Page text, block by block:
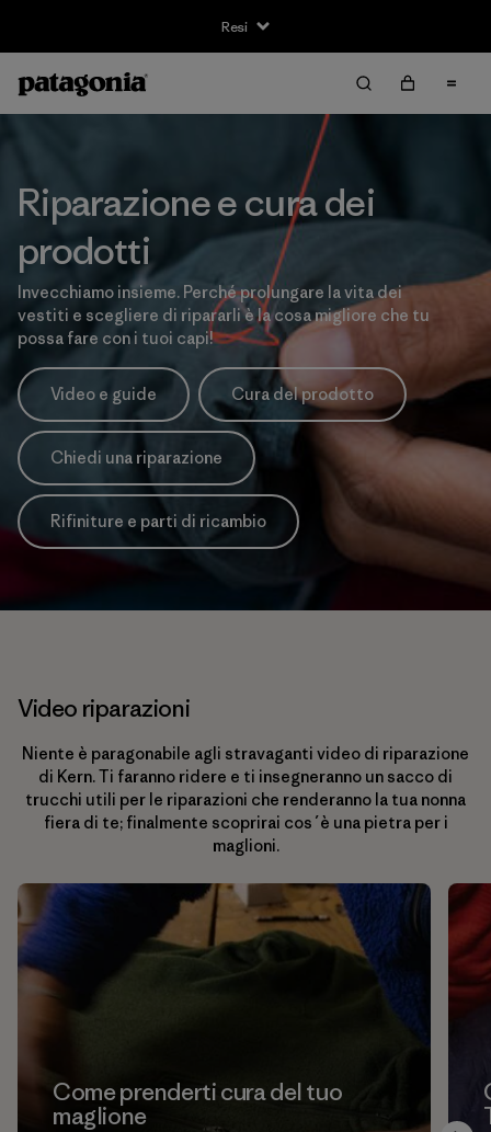
Resi
Riparazione e cura dei
prodotti
Invecchiamo insieme. Perché prolungare la vita dei
vestiti e scegliere di ripararli è la cosa migliore che tu
possa fare con i tuoi capi!
Video e guide Cura del prodotto
Chiedi una riparazione
Rifiniture e parti di ricambio
Video riparazioni
Niente è paragonabile agli stravaganti video di riparazione
di Kern. Ti faranno ridere e ti insegneranno un sacco di
trucchi utili per le riparazioni che renderanno la tua nonna
fiera di te; finalmente scoprirai cos´è una pietra per i
maglioni.
Come prenderti cura del tuo
maglione